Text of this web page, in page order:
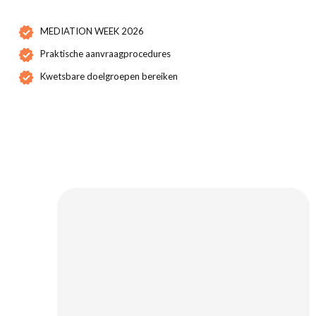
MEDIATION WEEK 2026
Praktische aanvraagprocedures
Kwetsbare doelgroepen bereiken